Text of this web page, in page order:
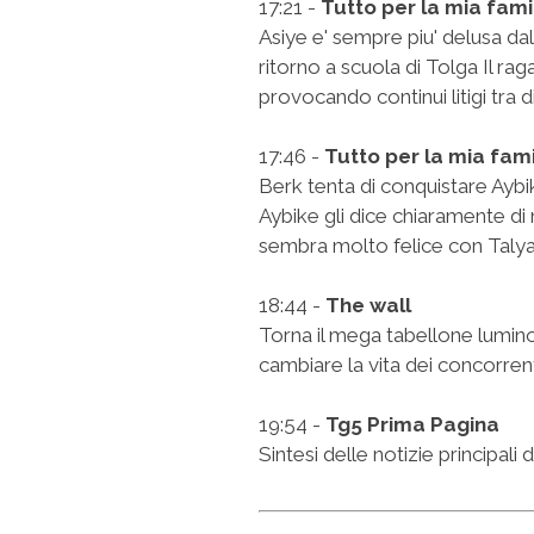
17:21 - Tutto per la mia
Asiye e' sempre piu' delusa
ritorno a scuola di Tolga Il
provocando continui litigi tra
17:46 - Tutto per la mia
Berk tenta di conquistare
Aybike gli dice chiaramente
sembra molto felice con
18:44 - The wall
Torna il mega tabellone
cambiare la vita dei
19:54 - Tg5 Prima Pagina
Sintesi delle notizie principali